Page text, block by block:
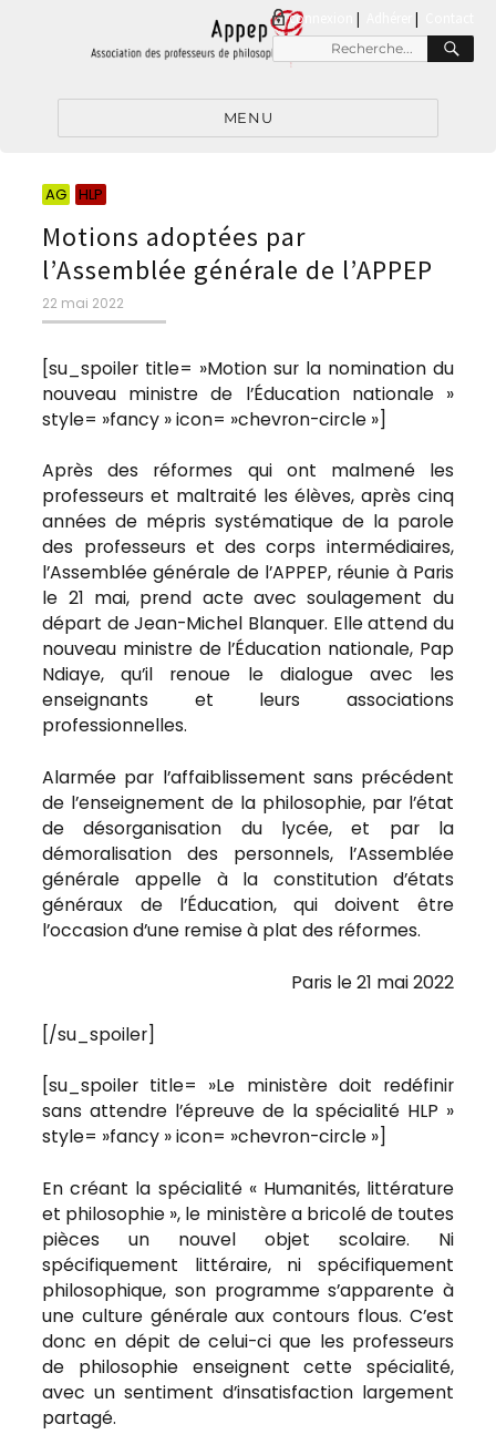
connexion |
Recherche
pour
MENU
AG HLP
Motions adoptées par
l’Assemblée générale de l’APPEP
Publié
le
22 mai 2022
[su_spoiler title= »Motion sur la nomination du
nouveau ministre de l’Éducation nationale »
style= »fancy » icon= »chevron-circle »]
Après des réformes qui ont malmené les
professeurs et maltraité les élèves, après cinq
années de mépris systématique de la parole
des professeurs et des corps intermédiaires,
l’Assemblée générale de l’APPEP, réunie à Paris
le 21 mai, prend acte avec soulagement du
départ de Jean-Michel Blanquer. Elle attend du
nouveau ministre de l’Éducation nationale, Pap
Ndiaye, qu’il renoue le dialogue avec les
enseignants et leurs associations
professionnelles.
Alarmée par l’affaiblissement sans précédent
de l’enseignement de la philosophie, par l’état
de désorganisation du lycée, et par la
démoralisation des personnels, l’Assemblée
générale appelle à la constitution d’états
généraux de l’Éducation, qui doivent être
l’occasion d’une remise à plat des réformes.
Paris le 21 mai 2022
[/su_spoiler]
[su_spoiler title= »Le ministère doit redéfinir
sans attendre l’épreuve de la spécialité HLP »
style= »fancy » icon= »chevron-circle »]
En créant la spécialité « Humanités, littérature
et philosophie », le ministère a bricolé de toutes
pièces un nouvel objet scolaire. Ni
spécifiquement littéraire, ni spécifiquement
philosophique, son programme s’apparente à
une culture générale aux contours flous. C’est
donc en dépit de celui-ci que les professeurs
de philosophie enseignent cette spécialité,
avec un sentiment d’insatisfaction largement
partagé.